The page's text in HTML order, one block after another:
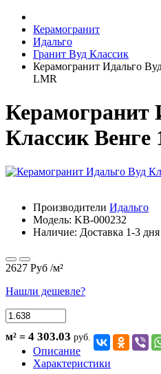
Керамогранит
Идальго
Гранит Вуд Классик
Керамогранит Идальго
LMR
Керамогранит
Классик Венге
Производители Идальго
Модель: KB-000232
Наличие: Доставка 1-3 дня
2627 Руб /м²
Нашли дешевле?
м² = 4 303.03 руб.
Описание
Характеристики